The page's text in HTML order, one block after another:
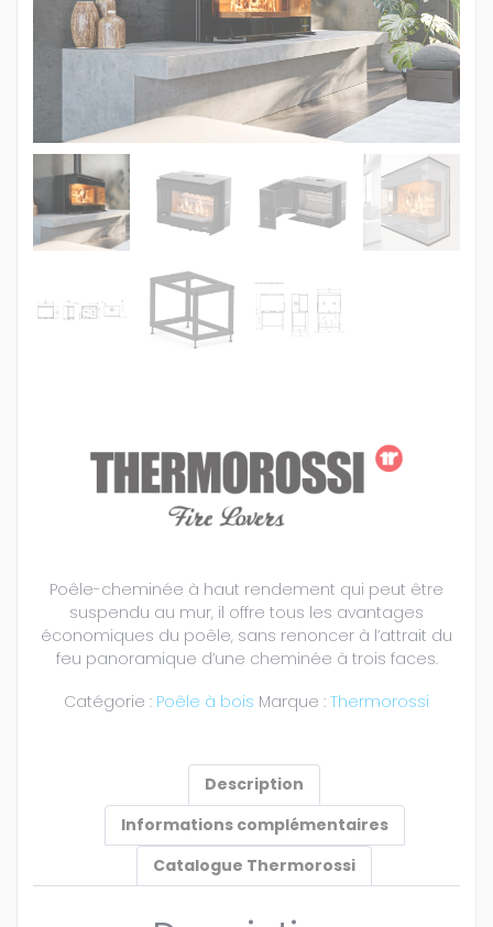
Poêle-cheminée à haut rendement qui peut être
suspendu au mur, il offre tous les avantages
économiques du poêle, sans renoncer à l’attrait du
feu panoramique d’une cheminée à trois faces.
Catégorie : Poêle à bois Marque : Thermorossi
Description
Informations complémentaires
Catalogue Thermorossi